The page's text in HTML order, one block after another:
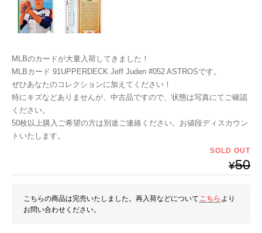
MLBのカードが大量入荷してきました！
MLBカード 91UPPERDECK Jeff Juden #052 ASTROSです。
ぜひあなたのコレクションに加えてください！
特にキズなどありませんが、中古品ですので、状態は写真にてご確認
ください。
50枚以上購入ご希望の方は別途ご連絡ください。お値段ディスカウン
トいたします。
SOLD OUT
¥50
こちらの商品は完売いたしました。再入荷などについて こちら より
お問い合わせください。